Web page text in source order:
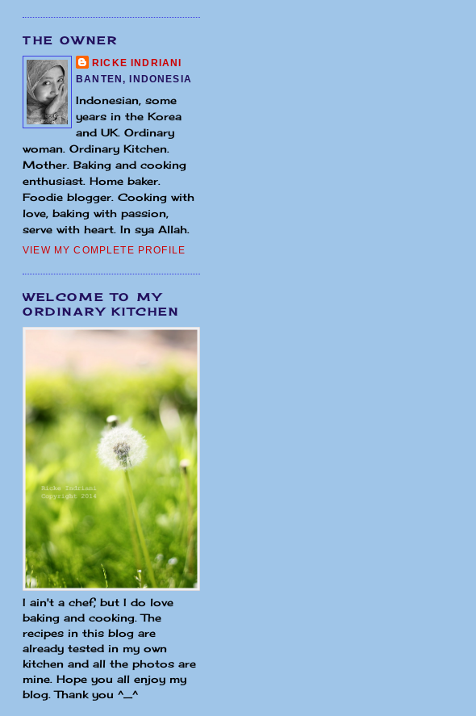
THE OWNER
RICKE INDRIANI
BANTEN, INDONESIA
Indonesian, some
years in the Korea
and UK. Ordinary
woman. Ordinary Kitchen.
Mother. Baking and cooking
enthusiast. Home baker.
Foodie blogger. Cooking with
love, baking with passion,
serve with heart. In sya Allah.
VIEW MY COMPLETE PROFILE
WELCOME TO MY
ORDINARY KITCHEN
I ain't a chef, but I do love
baking and cooking. The
recipes in this blog are
already tested in my own
kitchen and all the photos are
mine. Hope you all enjoy my
blog. Thank you ^_^